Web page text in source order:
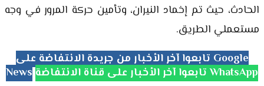
الحادث، حيث تم إخماد النيران، وتأمين حركة المرور في وجه
مستعملي الطريق.
تابعوا آخر الأخبار من جريدة الانتفاضة على Google
News
تابعوا آخر الأخبار على قناة الانتفاضة WhatsApp